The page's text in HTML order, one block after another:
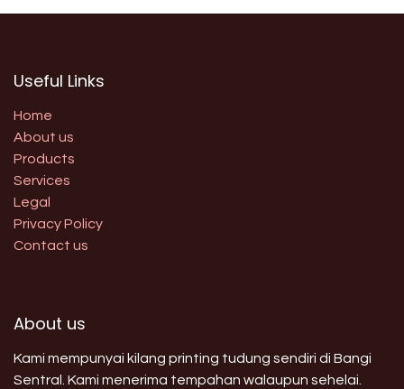
Useful Links
Home
About us
Products
Services
Legal
Privacy Policy
Contact us
About us
Kami mempunyai kilang printing tudung sendiri di Bangi
Sentral. Kami menerima tempahan walaupun sehelai.